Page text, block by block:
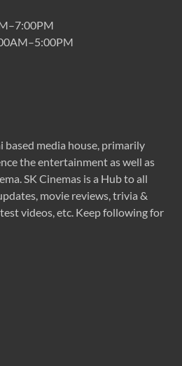
based media house, primarily
the entertainment as well as
SK Cinemas is a Hub to all
movie reviews, trivia &
videos, etc. Keep following for